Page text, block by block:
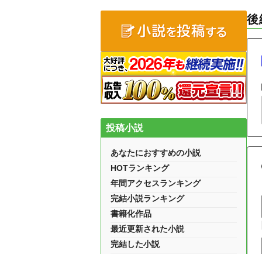
後
投稿小説
あなたにおすすめの小説
HOTランキング
年間アクセスランキング
完結小説ランキング
書籍化作品
最近更新された小説
完結した小説